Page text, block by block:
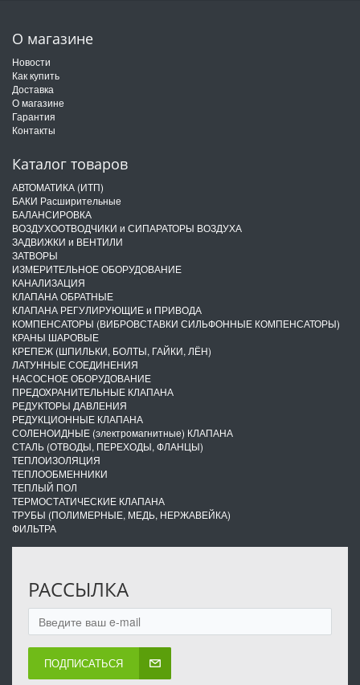
О магазине
Новости
Как купить
Доставка
О магазине
Гарантия
Контакты
Каталог товаров
АВТОМАТИКА (ИТП)
БАКИ Расширительные
БАЛАНСИРОВКА
ВОЗДУХООТВОДЧИКИ и СИПАРАТОРЫ ВОЗДУХА
ЗАДВИЖКИ и ВЕНТИЛИ
ЗАТВОРЫ
ИЗМЕРИТЕЛЬНОЕ ОБОРУДОВАНИЕ
КАНАЛИЗАЦИЯ
КЛАПАНА ОБРАТНЫЕ
КЛАПАНА РЕГУЛИРУЮЩИЕ и ПРИВОДА
КОМПЕНСАТОРЫ (ВИБРОВСТАВКИ СИЛЬФОННЫЕ КОМПЕНСАТОРЫ)
КРАНЫ ШАРОВЫЕ
КРЕПЕЖ (ШПИЛЬКИ, БОЛТЫ, ГАЙКИ, ЛЁН)
ЛАТУННЫЕ СОЕДИНЕНИЯ
НАСОСНОЕ ОБОРУДОВАНИЕ
ПРЕДОХРАНИТЕЛЬНЫЕ КЛАПАНА
РЕДУКТОРЫ ДАВЛЕНИЯ
РЕДУКЦИОННЫЕ КЛАПАНА
СОЛЕНОИДНЫЕ (электромагнитные) КЛАПАНА
СТАЛЬ (ОТВОДЫ, ПЕРЕХОДЫ, ФЛАНЦЫ)
ТЕПЛОИЗОЛЯЦИЯ
ТЕПЛООБМЕННИКИ
ТЕПЛЫЙ ПОЛ
ТЕРМОСТАТИЧЕСКИЕ КЛАПАНА
ТРУБЫ (ПОЛИМЕРНЫЕ, МЕДЬ, НЕРЖАВЕЙКА)
ФИЛЬТРА
РАССЫЛКА
ПОДПИСАТЬСЯ